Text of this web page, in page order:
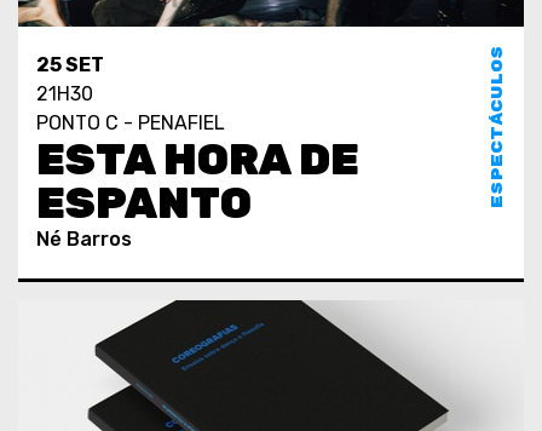
25 SET
21H30
PONTO C - PENAFIEL
ESTA HORA DE
ESPANTO
Né Barros
ESPECTÁCULOS